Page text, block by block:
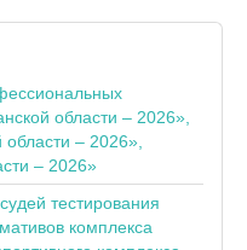
области – 2026»,
– 2026»,
– 2026»
тестирования
комплекса